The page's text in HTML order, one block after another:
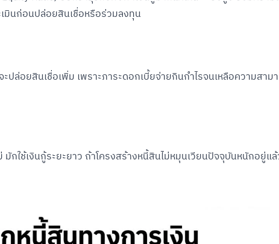
มินก่อนปล่อยสินเชื่อหรือร่วมลงทุน
ปล่อยสินเชื่อเพิ่ม เพราะภาระดอกเบี้ยจ่ายกินกำไรจนเหลือความสาม
มักใช้เงินกู้ระยะยาว ถ้าโครงสร้างหนี้สินไม่หมุนเวียนปัจจุบันหนักอยู่แ